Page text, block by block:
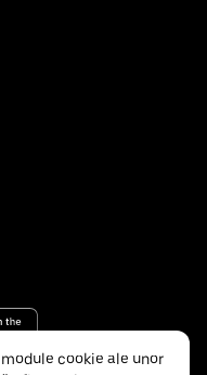
cookie ale unor